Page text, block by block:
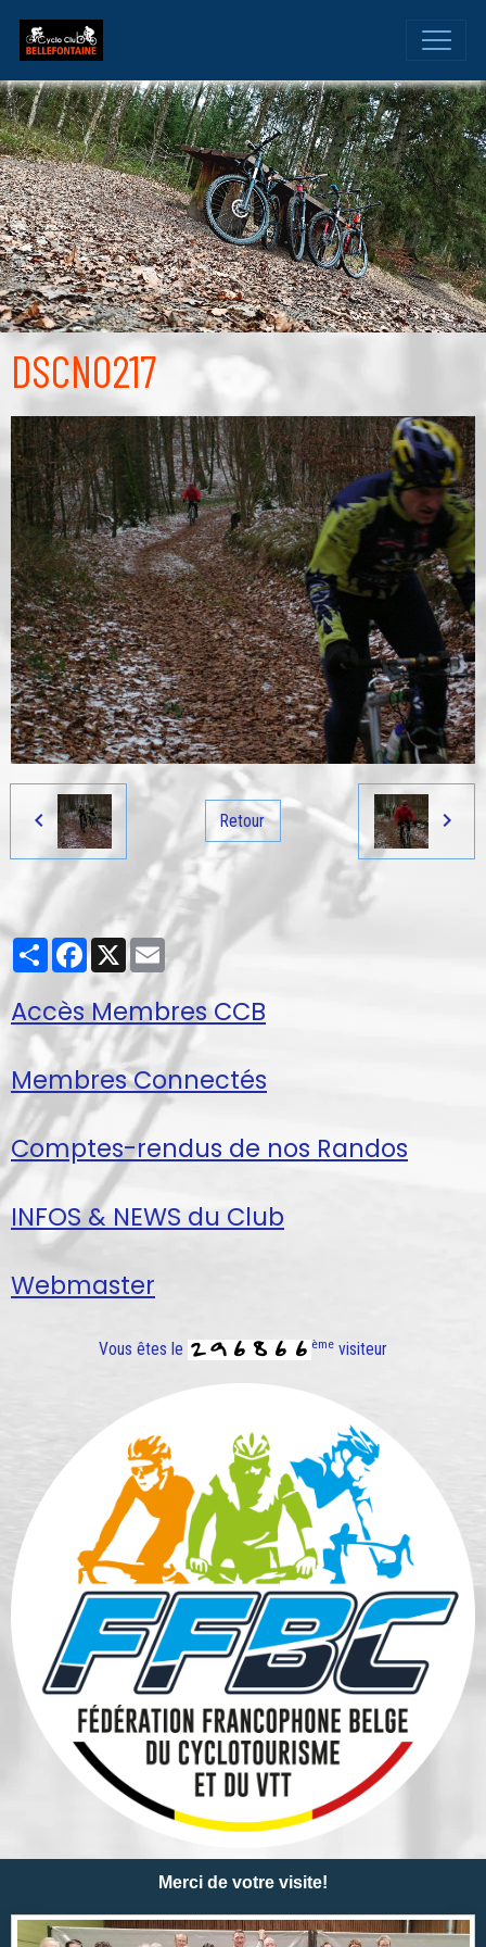
DSCN0217
Retour
PartagerFacebook
X Email
Accès Membres CCB
Membres Connectés
Comptes-rendus de nos Randos
INFOS & NEWS du Club
Webmaster
Vous êtes le ème visiteur
Merci de votre visite!